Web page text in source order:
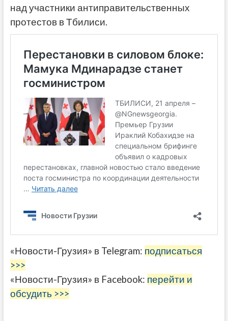
над участники антиправительственных
протестов в Тбилиси.
«Новости-Грузия» в Telegram: подписаться
>>>
«Новости-Грузия» в Facebook: перейти и
обсудить >>>